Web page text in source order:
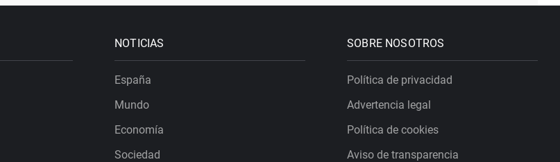
NOTICIAS
España
Mundo
Economía
Sociedad
SOBRE NOSOTROS
Política de privacidad
Advertencia legal
Política de cookies
Aviso de transparencia